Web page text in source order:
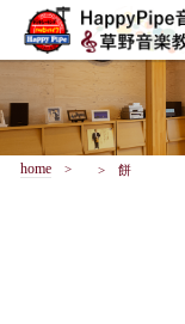
home 餅